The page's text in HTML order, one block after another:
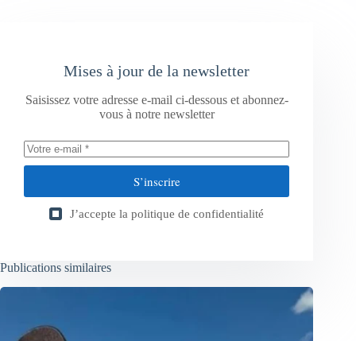
Mises à jour de la newsletter
Saisissez votre adresse e-mail ci-dessous et abonnez-
vous à notre newsletter
S’inscrire
J’accepte la politique de confidentialité
Publications similaires